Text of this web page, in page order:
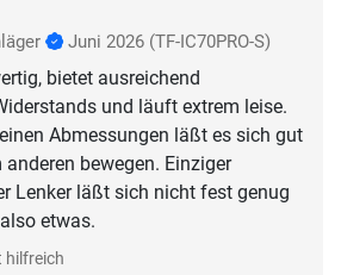
Juni 2026 (TF-IC70PRO-S)
bietet ausreichend
und läuft extrem leise.
Abmessungen läßt es sich gut
bewegen. Einziger
Lenker läßt sich nicht fest genug
etwas.
hilfreich